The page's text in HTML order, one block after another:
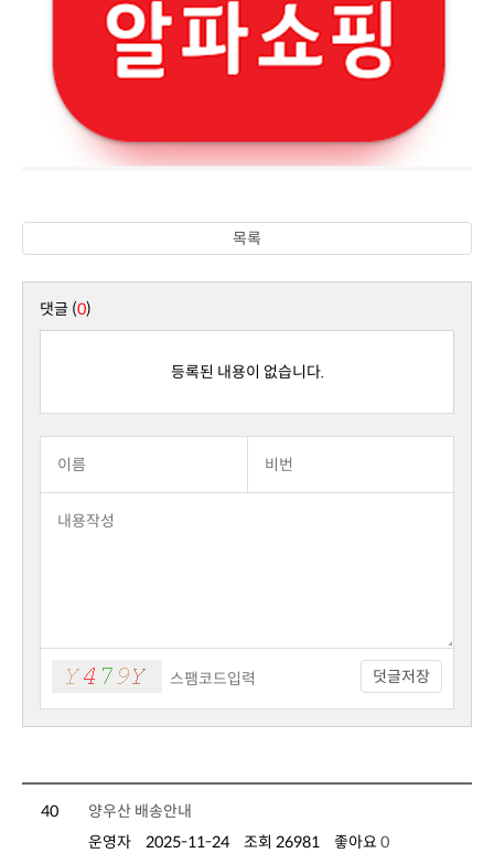
목록
댓글 (0)
등록된 내용이 없습니다.
덧글저장
40
양우산 배송안내
운영자
2025-11-24 조회 26981 좋아요 0